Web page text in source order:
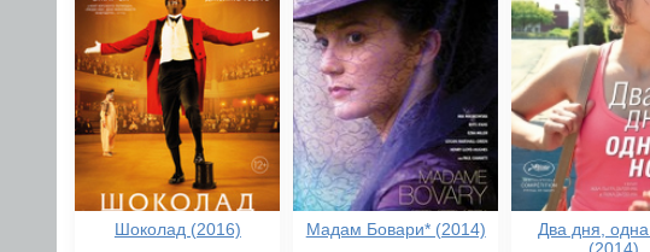
Шоколад (2016) Мадам Бовари* (2014)
Два дня,